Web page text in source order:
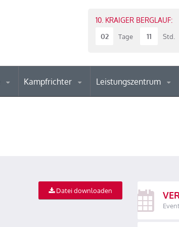
10. KRAIGER BERGLAUF:
02
Tage 11 Std.
Kampfrichter Leistungszentrum
Datei downloaden